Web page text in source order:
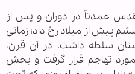
عمدتاً در دوران و پس از
پیش از میلاد رخ داد؛ زمانی
سلطه داشت. در آن قرن،
تهاجم قرار گرفت و بخش